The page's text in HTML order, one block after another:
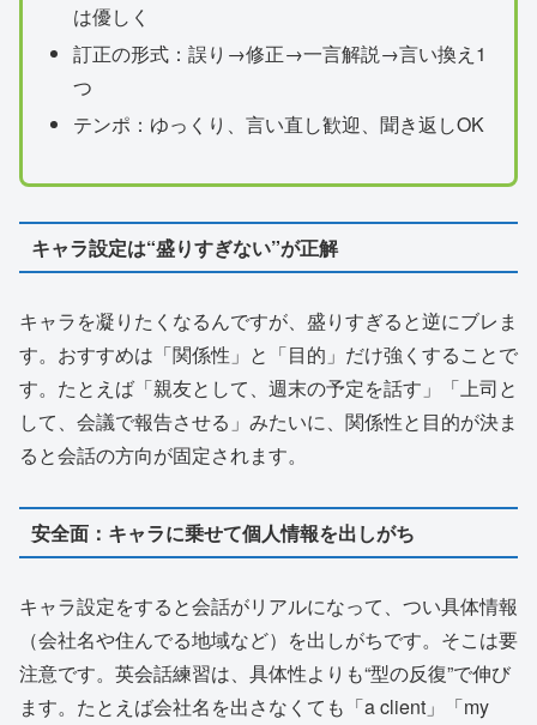
は優しく
訂正の形式：誤り→修正→一言解説→言い換え1
つ
テンポ：ゆっくり、言い直し歓迎、聞き返しOK
キャラ設定は“盛りすぎない”が正解
キャラを凝りたくなるんですが、盛りすぎると逆にブレま
す。おすすめは「関係性」と「目的」だけ強くすることで
す。たとえば「親友として、週末の予定を話す」「上司と
して、会議で報告させる」みたいに、関係性と目的が決ま
ると会話の方向が固定されます。
安全面：キャラに乗せて個人情報を出しがち
キャラ設定をすると会話がリアルになって、つい具体情報
（会社名や住んでる地域など）を出しがちです。そこは要
注意です。英会話練習は、具体性よりも“型の反復”で伸び
ます。たとえば会社名を出さなくても「a client」「my